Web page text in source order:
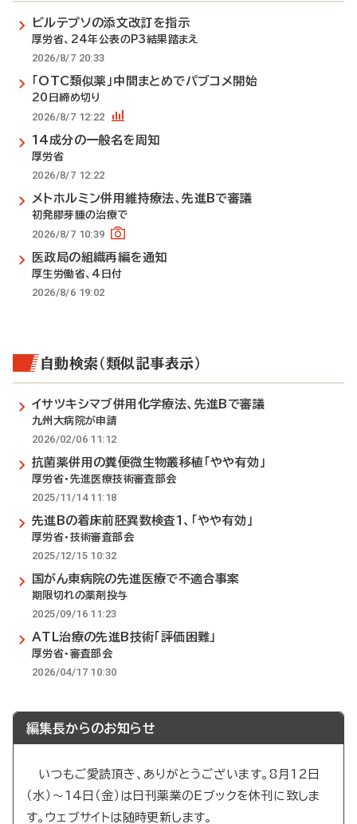
ビルテプソの添文改訂を指示
厚労省、24年公表のP3結果踏まえ
2026/8/7 20:33
「OTC類似薬」中間まとめでパブコメ開始
20日締め切り
2026/8/7 12:22
14成分の一般名を周知
厚労省
2026/8/7 12:22
メトホルミン併用維持療法、先進Bで審議
初発膠芽腫の治療で
2026/8/7 10:39
医政局の組織再編を通知
厚生労働省、4日付
2026/8/6 19:02
自動検索（類似記事表示）
イサツキシマブ併用化学療法、先進Bで審議
九州大病院が申請
2026/02/06 11:12
抗菌薬併用の糞便微生物叢移植「やや有効」
厚労省・先進医療技術審査部会
2025/11/14 11:18
先進Bの着床前胚異数検査1、「やや有効」
厚労省・技術審査部会
2025/12/15 10:32
国がん東病院の先進医療で不適合事案
期限切れの薬剤投与
2025/09/16 11:23
ATL治療の先進B技術「評価困難」
厚労省・審査部会
2026/04/17 10:30
編集長からのお知らせ
いつもご愛読頂き、ありがとうございます。8月12日
（水）～14日（金）は日刊薬業のEブックを休刊に致しま
す。ウェブサイトは随時更新します。